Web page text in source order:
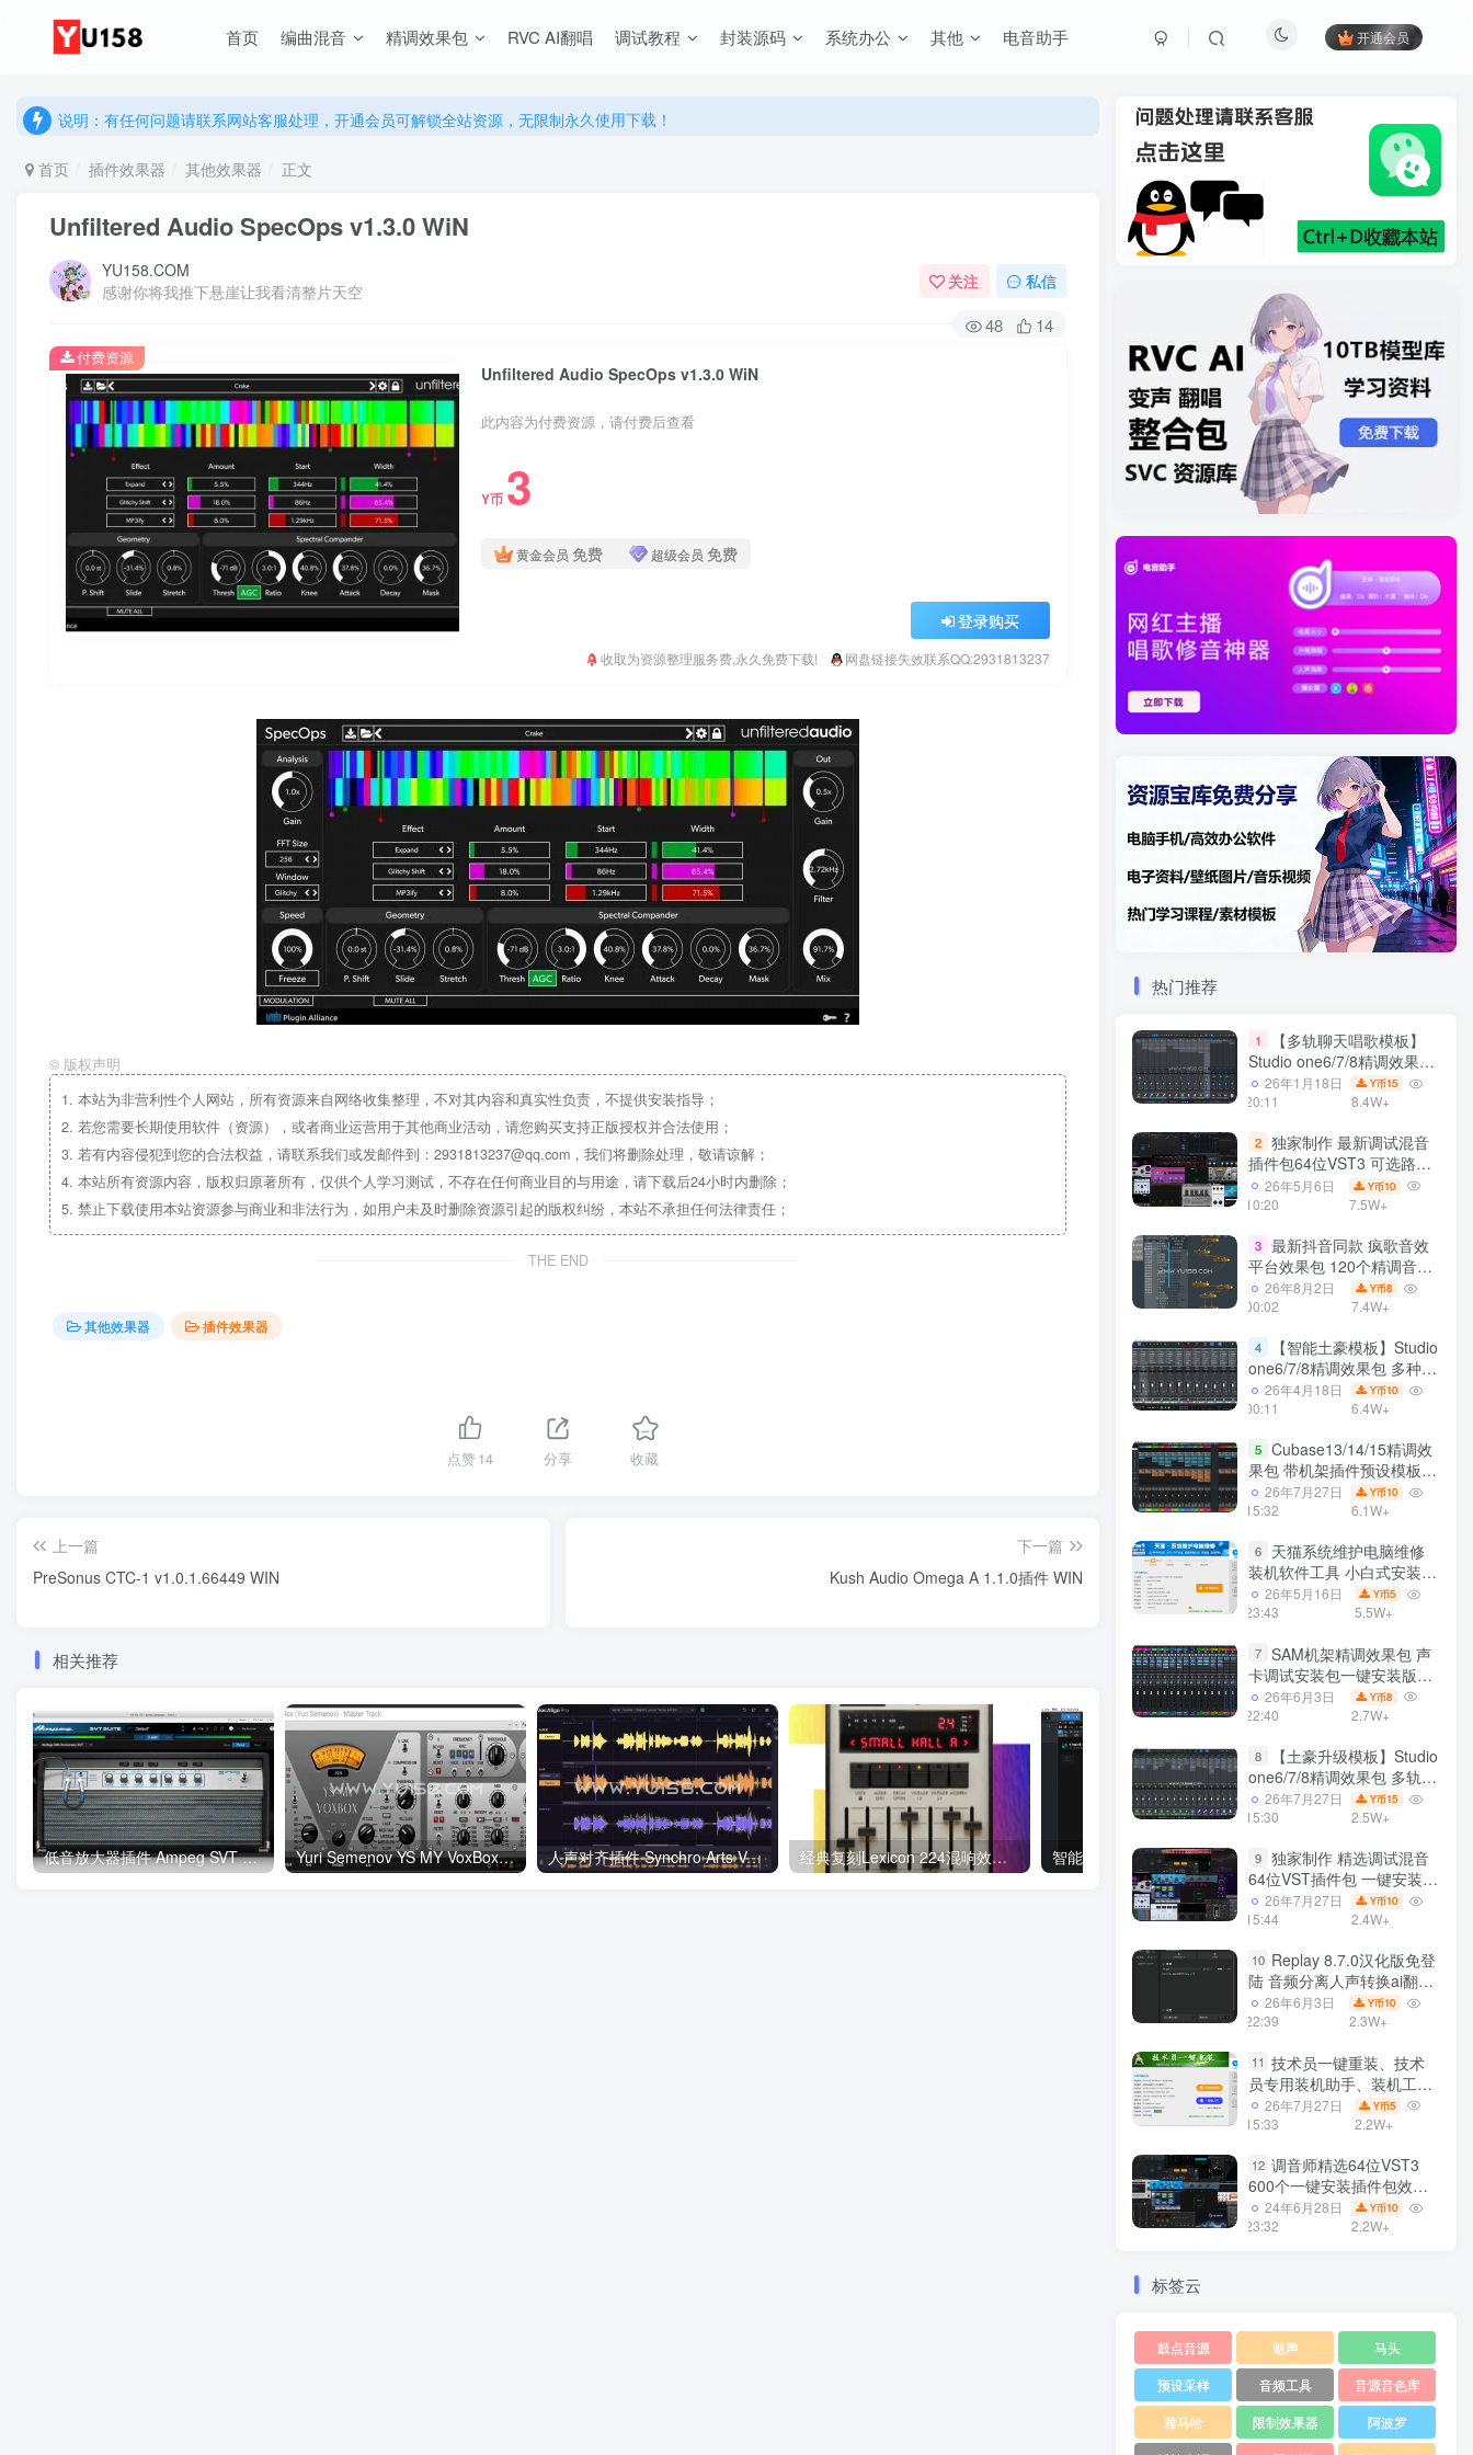
首页 编曲混音 精调效果包 RVC AI翻唱 调试教程 封装源码 系统办公 其他 电音助手 开通会员
说明：有任何问题请联系网站客服处理，开通会员可解锁全站资源，无限制永久使用下载！
说明：有任何问题请联系网站客服处理，开通会员可解锁全站资源，无限制永久使用下载！
首页 插件效果器 其他效果器 正文
Unfiltered Audio SpecOps v1.3.0 WiN
YU158.COM
感谢你将我推下悬崖让我看清整片天空
关注 私信
48 14
Unfiltered Audio SpecOps v1.3.0 WiN
此内容为付费资源，请付费后查看
Y币 3
黄金会员 免费 超级会员 免费
登录购买
收取为资源整理服务费,永久免费下载! 网盘链接失效联系QQ:2931813237
付费资源
© 版权声明
1. 本站为非营利性个人网站，所有资源来自网络收集整理，不对其内容和真实性负责，不提供安装指导；
2. 若您需要长期使用软件（资源），或者商业运营用于其他商业活动，请您购买支持正版授权并合法使用；
3. 若有内容侵犯到您的合法权益，请联系我们或发邮件到：2931813237@qq.com，我们将删除处理，敬请谅解；
4. 本站所有资源内容，版权归原著所有，仅供个人学习测试，不存在任何商业目的与用途，请下载后24小时内删除；
5. 禁止下载使用本站资源参与商业和非法行为，如用户未及时删除资源引起的版权纠纷，本站不承担任何法律责任；
THE END
其他效果器 插件效果器
点赞14 分享 收藏
上一篇
PreSonus CTC-1 v1.0.1.66449 WIN
下一篇
Kush Audio Omega A 1.1.0插件 WIN
相关推荐
低音放大器插件 Ampeg SVT Suite v1.10 WIN Yuri Semenov YS MY VoxBox v1.0.0 WiN/MAC 人声对齐插件 Synchro Arts VocAlign 6 Pro v6.1.29 经典复刻Lexicon 224混响效果器 Arturia Rev LX-24 v1.0.0 3771 WIN/MAC 智能AI全自动EQ Sonible SmartEQ4 v1.0.0-R2R WIN
热门推荐
1
【多轨聊天唱歌模板】
Studio one6/7/8精调效果包
多种效果模式 声卡调试好直
播预设模板
26年1月18日
20:11
Y币15
8.4W+
2 独家制作 最新调试混音
插件包64位VST3 可选路径
一键安装550个效果器合集
v3.0 WiN 支持定制
26年5月6日
10:20
Y币10
7.5W+
3 最新抖音同款 疯歌音效
平台效果包 120个精调音效
包+软件自带170个音效
+600个插件 带安装教程全
26年8月2日
00:02
Y币8
7.4W+
4
【智能土豪模板】Studio
one6/7/8精调效果包 多种效
果模式可选 声卡调试好预设
带插件全套文件
26年4月18日
00:11
Y币10
6.4W+
5 Cubase13/14/15精调效
果包 带机架插件预设模板
声卡调试好效果工程文件
26年7月27日
15:32
Y币10
6.1W+
6
天猫系统维护电脑维修
装机软件工具 小白式安装
完全一键安装系统 电脑系统
装机软件 一键重装系统
26年5月16日
23:43
Y币5
5.5W+
7 SAM机架精调效果包 声
卡调试安装包一键安装版模
板 带插件预设效果文件
26年6月3日
22:40
Y币8
2.7W+
8
【土豪升级模板】Studio
one6/7/8精调效果包 多轨道
效果模式可选 声卡调试好预
设模板 带插件全套文件
26年7月27日
15:30
Y币15
2.5W+
9 独家制作 精选调试混音
64位VST插件包 一键安装
600个效果器合集v2.0 WiN
支持定制
26年7月27日
15:44
Y币10
2.4W+
10 Replay 8.7.0汉化版免登
陆 音频分离人声转换ai翻唱
支持50系显卡 一键安装
WiN
26年6月3日
22:39
Y币10
2.3W+
11 技术员一键重装、技术
员专用装机助手、装机工
具、电脑系统装机软件丶一
键安装系统
26年7月27日
15:33
Y币5
2.2W+
12 调音师精选64位VST3
600个一键安装插件包效果
器集合10G WiN
24年6月28日
23:32
Y币10
2.2W+
标签云
鼓点音源 魅声
马头
预设采样
音频工具
音源音色库
雅马哈
限制效果器
阿波罗